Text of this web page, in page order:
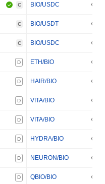
C BIO/USDC
C BIO/USDT
C BIO/USDC
D ETH/BIO
D HAIR/BIO
D VITA/BIO
D VITA/BIO
D HYDRA/BIO
D NEURON/BIO
D QBIO/BIO